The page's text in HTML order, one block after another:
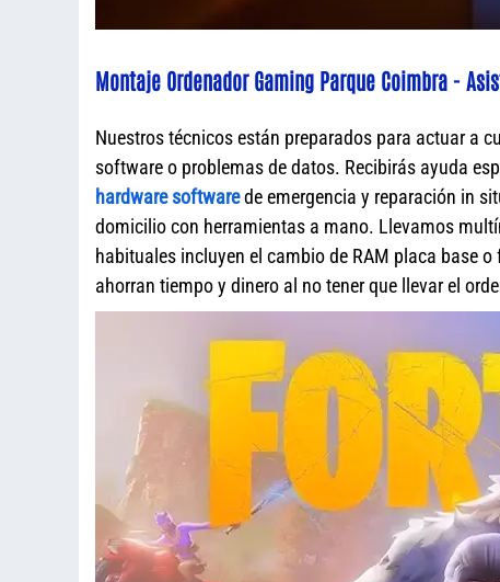
Montaje Ordenador Gaming Parque Coimbra -
Nuestros técnicos están preparados para actuar a
software o problemas de datos. Recibirás ayuda
hardware softwarede emergencia y reparación in
domicilio con herramientas a mano. Llevamos
habituales incluyen el cambio de RAM placa base
ahorran tiempo y dinero al no tener que llevar el